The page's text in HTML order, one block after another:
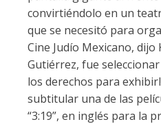
convirtiéndolo en un
que se necesitó para
Cine Judío Mexicano,
Gutiérrez, fue
los derechos para
subtitular una de las
“3:19”, en inglés para la